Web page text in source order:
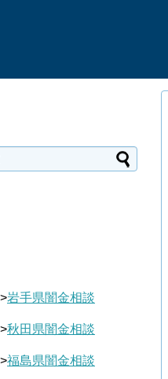
>岩手県闇金相談
>秋田県闇金相談
>福島県闇金相談